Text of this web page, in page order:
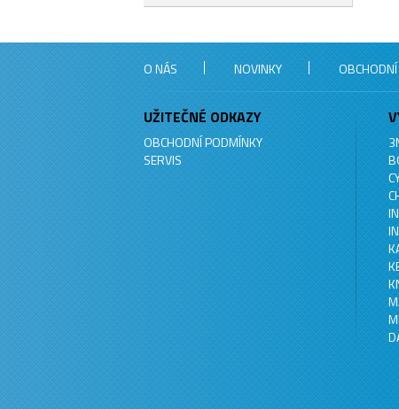
O NÁS NOVINKY
UŽITEČNÉ ODKAZY
OBCHODNÍ PODMÍNKY
SERVIS